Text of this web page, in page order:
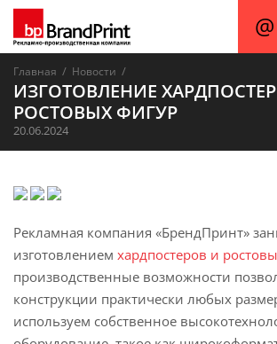
Главная / Новости /
ИЗГОТОВЛЕНИЕ
РОСТОВЫХ ФИГУР
20.06.2024
Рекламная компания «БрендПринт»
изготовлением хардпостеров и
производственные возможности
конструкции практически любых
используем собственное